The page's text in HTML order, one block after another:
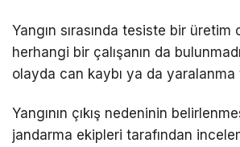
Yangın sırasında tesiste bir üretim
herhangi bir çalışanın da
olayda can kaybı ya da yaralanma
Yangının çıkış nedeninin
jandarma ekipleri tarafından